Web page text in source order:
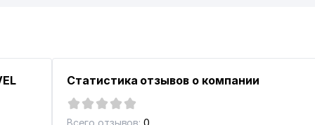
Статистика отзывов о компании
Всего отзывов: 0